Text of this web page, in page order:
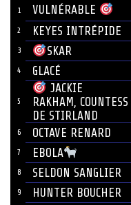
1 VULNÉRABLE
2 KEYES INTRÉPIDE
3 SKAR
4 GLACÉ
5
JACKIE
RAKHAM, COUNTESS
DE STIRLAND
6 OCTAVE RENARD
7 EBOLA
8 SELDON SANGLIER
9 HUNTER BOUCHER